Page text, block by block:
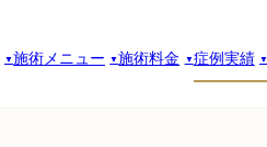
施術メニュー 施術料金 症例実績